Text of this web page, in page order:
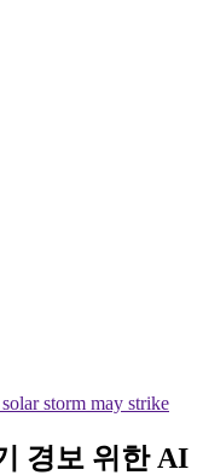
storm may strike
경보 위한 AI